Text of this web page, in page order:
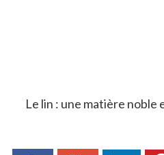
Le lin : une matière noble